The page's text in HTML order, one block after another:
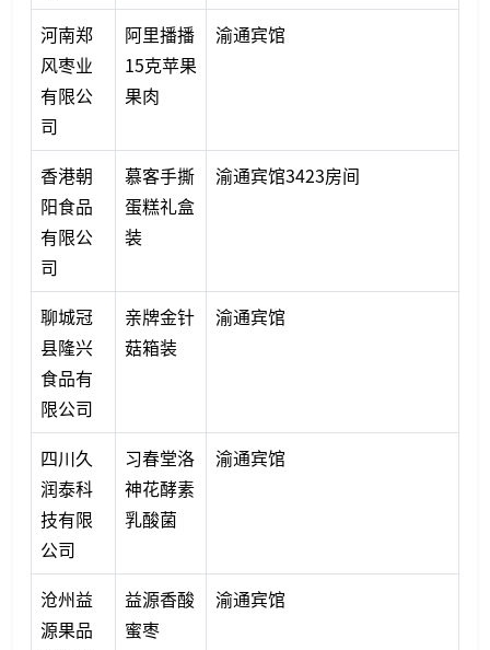
河南郑
风枣业
有限公
司
阿里播播
15克苹果
果肉
渝通宾馆
香港朝
阳食品
有限公
司
慕客手撕
蛋糕礼盒
装
渝通宾馆3423房间
聊城冠
县隆兴
食品有
限公司
亲牌金针
菇箱装
渝通宾馆
四川久
润泰科
技有限
公司
习春堂洛
神花酵素
乳酸菌
渝通宾馆
沧州益
源果品
益源香酸
蜜枣
渝通宾馆